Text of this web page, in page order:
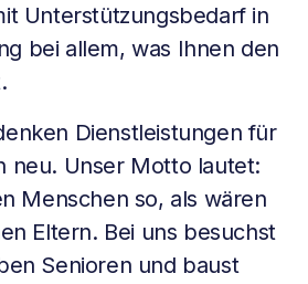
Unterstützungsbedarf in
bei allem, was Ihnen den
Dienstleistungen für
neu. Unser Motto lautet:
Menschen so, als wären
Eltern. Bei uns besuchst
Senioren und baust